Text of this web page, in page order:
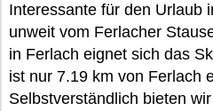
Interessante für den Urlaub
unweit vom Ferlacher
in Ferlach eignet sich das
ist nur 7.19 km von Ferlach
Selbstverständlich bieten